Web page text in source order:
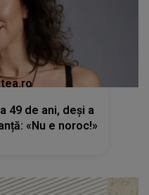
49 de ani, deși a
«Nu e noroc!»